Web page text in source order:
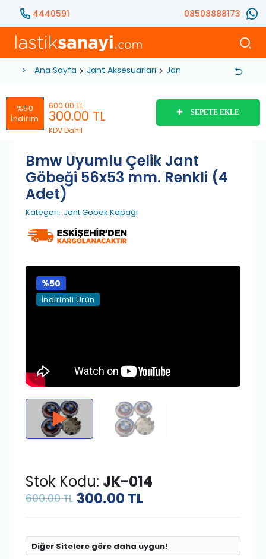
4440591 08508888173
Ana Sayfa Jant Aksesuarları Jant Göbek Kapağı
%50
İndirim
600.00 TL
300.00 TL
KDV Dahil
SEPETE EKLE
Bmw Uyumlu Çelik Jant
Göbeği 56x53 mm. Renkli (4
Adet)
Kategori: Jant Göbek Kapağı
%50
İndirimli Ürün
Stok Kodu: JK-014
600.00 TL 300.00 TL
Diğer Sitelere göre daha uygun!